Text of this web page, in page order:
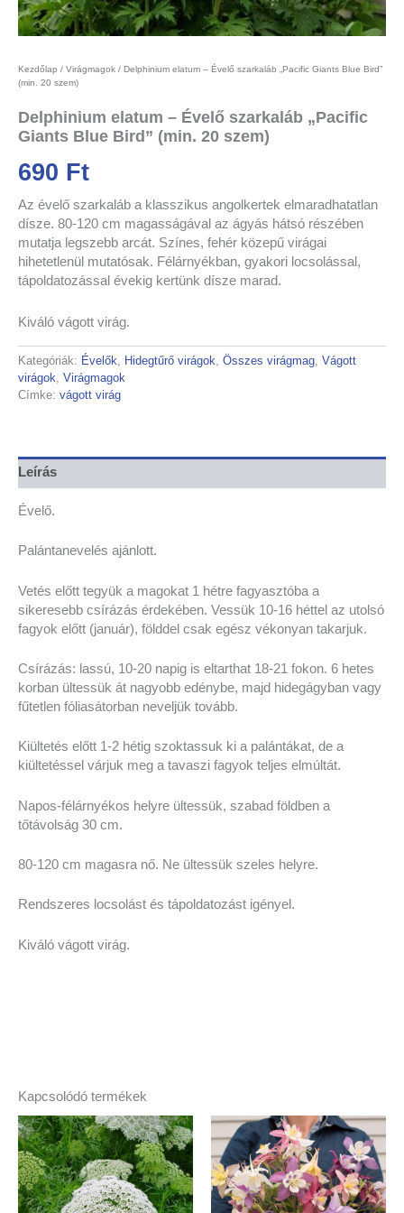
Kezdőlap / Virágmagok / Delphinium elatum – Évelő szarkaláb „Pacific Giants Blue Bird”
(min. 20 szem)
Delphinium elatum – Évelő szarkaláb „Pacific
Giants Blue Bird” (min. 20 szem)
690 Ft
Az évelő szarkaláb a klasszikus angolkertek elmaradhatatlan
dísze. 80-120 cm magasságával az ágyás hátsó részében
mutatja legszebb arcát. Színes, fehér közepű virágai
hihetetlenül mutatósak. Félárnyékban, gyakori locsolással,
tápoldatozással évekig kertünk dísze marad.
Kiváló vágott virág.
Kategóriák: Évelők, Hidegtűrő virágok, Összes virágmag, Vágott
virágok, Virágmagok
Címke: vágott virág
Leírás
Évelő.
Palántanevelés ajánlott.
Vetés előtt tegyük a magokat 1 hétre fagyasztóba a
sikeresebb csírázás érdekében. Vessük 10-16 héttel az utolsó
fagyok előtt (január), földdel csak egész vékonyan takarjuk.
Csírázás: lassú, 10-20 napig is eltarthat 18-21 fokon. 6 hetes
korban ültessük át nagyobb edénybe, majd hidegágyban vagy
fűtetlen fóliasátorban neveljük tovább.
Kiültetés előtt 1-2 hétig szoktassuk ki a palántákat, de a
kiültetéssel várjuk meg a tavaszi fagyok teljes elmúltát.
Napos-félárnyékos helyre ültessük, szabad földben a
tőtávolság 30 cm.
80-120 cm magasra nő. Ne ültessük szeles helyre.
Rendszeres locsolást és tápoldatozást igényel.
Kiváló vágott virág.
Kapcsolódó termékek